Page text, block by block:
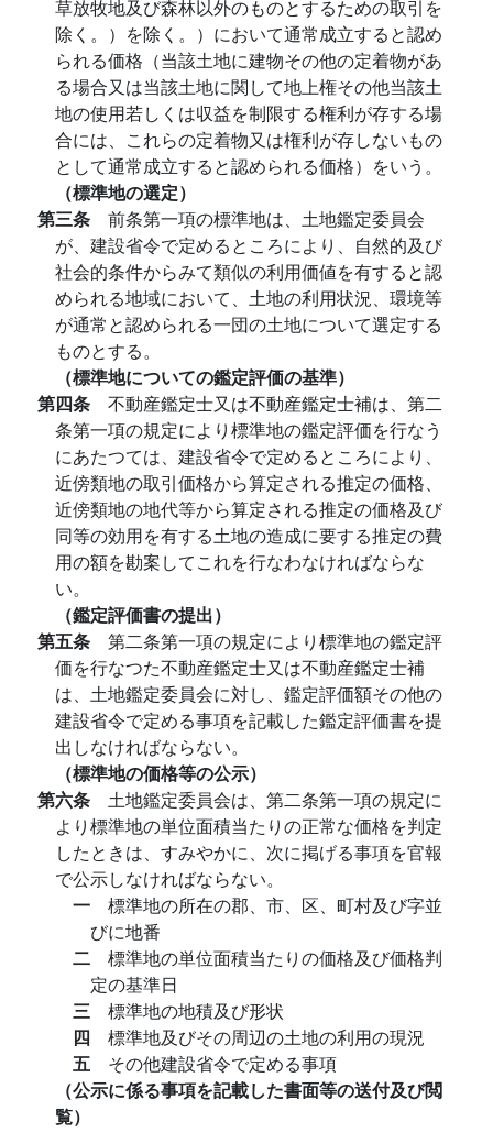
草放牧地及び森林以外のものとするための取引を
除く。）を除く。）において通常成立すると認め
られる価格（当該土地に建物その他の定着物があ
る場合又は当該土地に関して地上権その他当該土
地の使用若しくは収益を制限する権利が存する場
合には、これらの定着物又は権利が存しないもの
として通常成立すると認められる価格）をいう。
（標準地の選定）
第三条 前条第一項の標準地は、土地鑑定委員会
が、建設省令で定めるところにより、自然的及び
社会的条件からみて類似の利用価値を有すると認
められる地域において、土地の利用状況、環境等
が通常と認められる一団の土地について選定する
ものとする。
（標準地についての鑑定評価の基準）
第四条 不動産鑑定士又は不動産鑑定士補は、第二
条第一項の規定により標準地の鑑定評価を行なう
にあたつては、建設省令で定めるところにより、
近傍類地の取引価格から算定される推定の価格、
近傍類地の地代等から算定される推定の価格及び
同等の効用を有する土地の造成に要する推定の費
用の額を勘案してこれを行なわなければならな
い。
（鑑定評価書の提出）
第五条 第二条第一項の規定により標準地の鑑定評
価を行なつた不動産鑑定士又は不動産鑑定士補
は、土地鑑定委員会に対し、鑑定評価額その他の
建設省令で定める事項を記載した鑑定評価書を提
出しなければならない。
（標準地の価格等の公示）
第六条 土地鑑定委員会は、第二条第一項の規定に
より標準地の単位面積当たりの正常な価格を判定
したときは、すみやかに、次に掲げる事項を官報
で公示しなければならない。
一 標準地の所在の郡、市、区、町村及び字並
びに地番
二 標準地の単位面積当たりの価格及び価格判
定の基準日
三 標準地の地積及び形状
四 標準地及びその周辺の土地の利用の現況
五 その他建設省令で定める事項
（公示に係る事項を記載した書面等の送付及び閲
覧）